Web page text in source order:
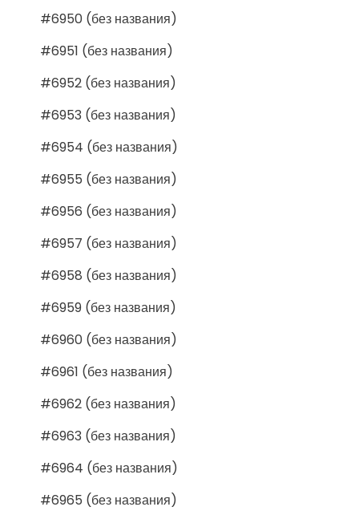
#6950 (без названия)
#6951 (без названия)
#6952 (без названия)
#6953 (без названия)
#6954 (без названия)
#6955 (без названия)
#6956 (без названия)
#6957 (без названия)
#6958 (без названия)
#6959 (без названия)
#6960 (без названия)
#6961 (без названия)
#6962 (без названия)
#6963 (без названия)
#6964 (без названия)
#6965 (без названия)